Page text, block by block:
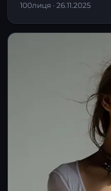
100лиця · 26.11.2025